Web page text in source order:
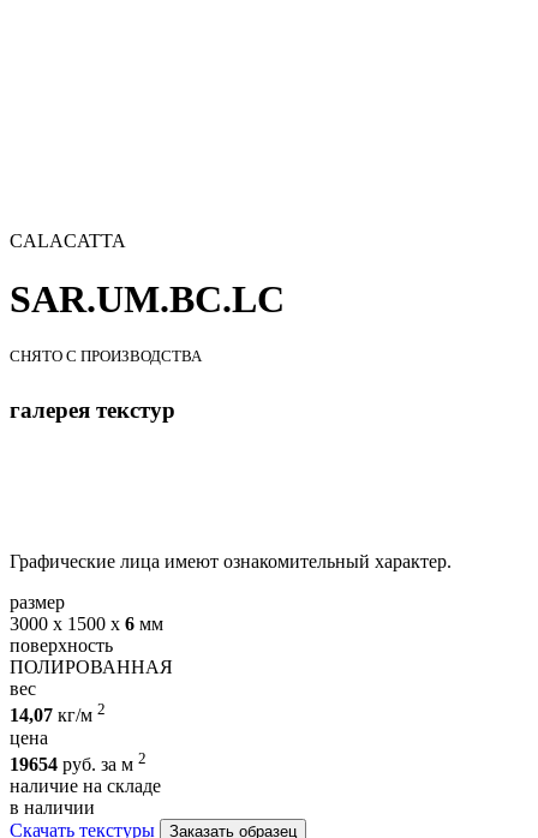
CALACATTA
SAR.UM.BC.LC
СНЯТО С ПРОИЗВОДСТВА
галерея текстур
Графические лица имеют ознакомительный характер.
размер
3000 х 1500 х 6 мм
поверхность
ПОЛИРОВАННАЯ
вес
14,07 кг/м 2
цена
19654 руб. за м 2
наличие на складе
в наличии
Скачать текстуры
Заказать образец